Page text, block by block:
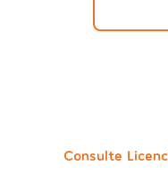
Consulte